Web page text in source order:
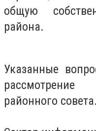
общую
района.
Указанные
районного совета.